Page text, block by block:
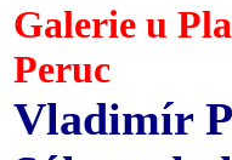
Galerie u
Peruc
Vladimír